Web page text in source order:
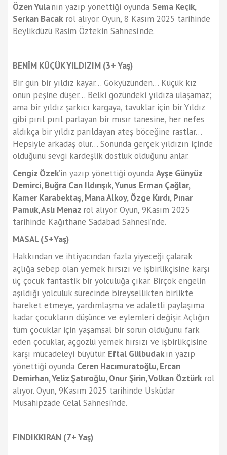
Özen Yula’nın yazıp yönettiği oyunda Sema Keçik,
Serkan Bacakrol alıyor. Oyun, 8 Kasım 2025 tarihinde
Beylikdüzü Rasim Öztekin Sahnesi’nde.
BENİM KÜÇÜK YILDIZIM (3+ Yaş)
Bir gün bir yıldız kayar… Gökyüzünden… Küçük kız
onun peşine düşer… Belki gözündeki yıldıza ulaşamaz;
ama bir yıldız şarkıcı kargaya, tavuklar için bir Yıldız
gibi pırıl pırıl parlayan bir mısır tanesine, her nefes
aldıkça bir yıldız parıldayan ateş böceğine rastlar…
Hepsiyle arkadaş olur… Sonunda gerçek yıldızın içinde
olduğunu sevgi kardeşlik dostluk olduğunu anlar.
Cengiz Özek’in yazıp yönettiği oyunda Ayşe Günyüz
Demirci, Buğra Can Ildırışık, Yunus Erman Çağlar,
Kamer Karabektaş, Mana Alkoy, Özge Kırdı, Pınar
Pamuk, Aslı Menaz rol alıyor. Oyun, 9Kasım 2025
tarihinde Kağıthane Sadabad Sahnesi’nde.
MASAL (5+Yaş)
Hakkından ve ihtiyacından fazla yiyeceği çalarak
açlığa sebep olan yemek hırsızı ve işbirlikçisine karşı
üç çocuk fantastik bir yolculuğa çıkar. Birçok engelin
aşıldığı yolculuk sürecinde bireysellikten birlikte
hareket etmeye, yardımlaşma ve adaletli paylaşıma
kadar çocukların düşünce ve eylemleri değişir. Açlığın
tüm çocuklar için yaşamsal bir sorun olduğunu fark
eden çocuklar, açgözlü yemek hırsızı ve işbirlikçisine
karşı mücadeleyi büyütür. Eftal Gülbudak’ın yazıp
yönettiği oyunda Ceren Hacımuratoğlu, Ercan
Demirhan, Yeliz Şatıroğlu, Onur Şirin, Volkan Öztürkrol
alıyor. Oyun, 9Kasım 2025 tarihinde Üsküdar
Musahipzade Celal Sahnesi’nde.
FINDIKKIRAN (7+ Yaş)